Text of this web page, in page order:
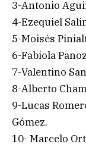
3-Antonio
4-Ezequiel
5-Moisés
6-Fabiola
7-Valentino
8-Alberto
9-Lucas
Gómez.
10- Marcelo